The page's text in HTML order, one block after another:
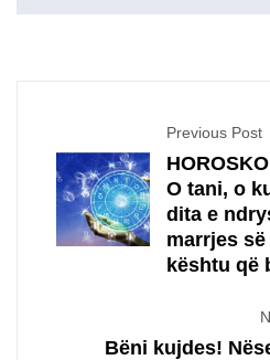
Previous Post
O tani, o
dita e
marrjes
kështu që
Bëni kujdes!